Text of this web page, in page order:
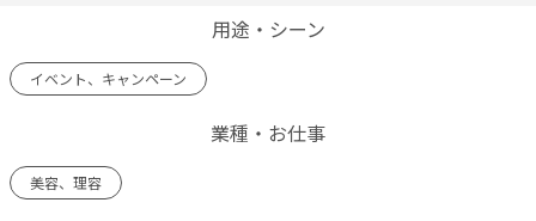
用途・シーン
イベント、キャンペーン
業種・お仕事
美容、理容